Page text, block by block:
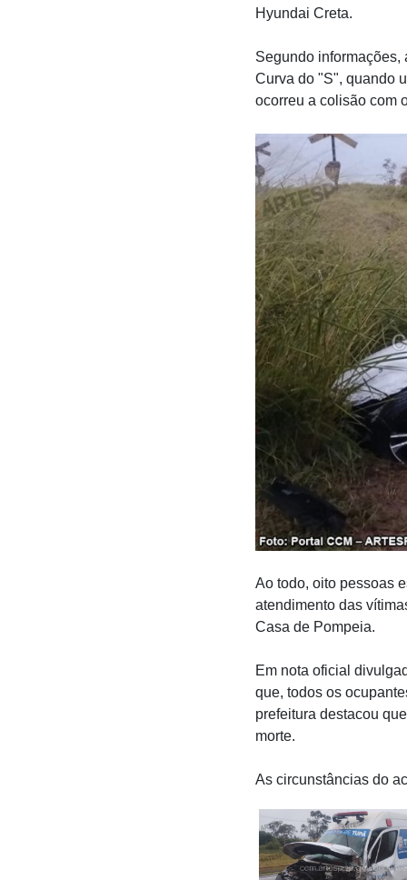
Hyundai Creta.
Segundo informações,
Curva do "S", quando
ocorreu a colisão com
Ao todo, oito pessoas
atendimento das
Casa de Pompeia.
Em nota oficial
que, todos os
prefeitura destacou
morte.
As circunstâncias do